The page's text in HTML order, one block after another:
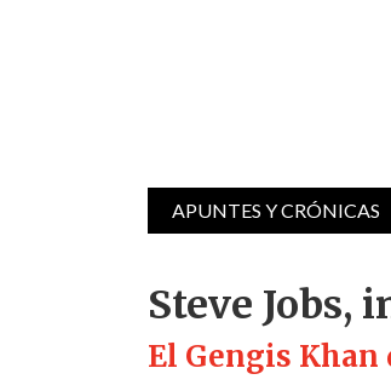
APUNTES Y CRÓNICAS
Steve Jobs,
El Gengis